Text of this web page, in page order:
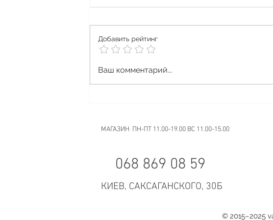
Vape Halloween
Добавить рейтинг
Ваш комментарий...
МАГАЗИН ПН-ПТ 11.00-19.00 ВС 11.00-15.00
068 869 08 59
КИЕВ, САКСАГАНСКОГО, 30Б
© 2015–2025